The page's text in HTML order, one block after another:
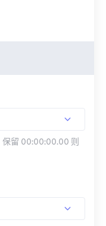
保留 00:00:00.00 则